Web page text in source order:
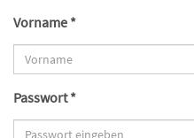
Vorname *
Passwort *